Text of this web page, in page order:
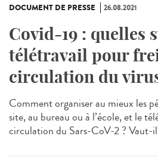
DOCUMENT DE PRESSE 26.08.2021
Covid-19 : quelles
télétravail pour
circulation du
Comment organiser au mieux les
site, au bureau ou à l’école, et le
circulation du Sars-CoV-2 ? Vaut-